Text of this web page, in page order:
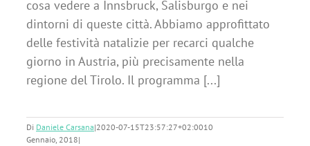
cosa vedere a Innsbruck, Salisburgo e nei
dintorni di queste città. Abbiamo approfittato
delle festività natalizie per recarci qualche
giorno in Austria, più precisamente nella
regione del Tirolo. Il programma [...]
Di Daniele Carsana|2020-07-15T23:57:27+02:0010
Gennaio, 2018|